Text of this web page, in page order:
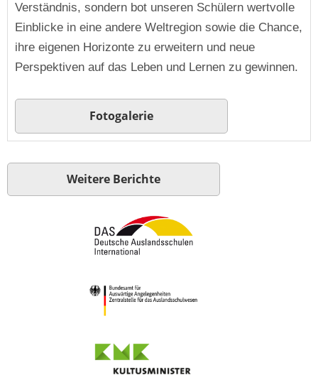
Verständnis, sondern bot unseren Schülern wertvolle
Einblicke in eine andere Weltregion sowie die Chance,
ihre eigenen Horizonte zu erweitern und neue
Perspektiven auf das Leben und Lernen zu gewinnen.
Fotogalerie
Weitere Berichte